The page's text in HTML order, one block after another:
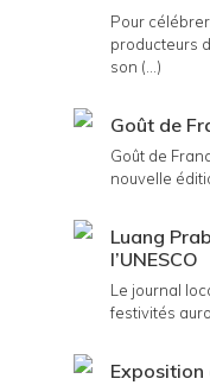
Pour
producteurs
son (...)
Goût de
Goût de
nouvelle
Luang
l’UNESCO
Le journal
festivités
Exposition